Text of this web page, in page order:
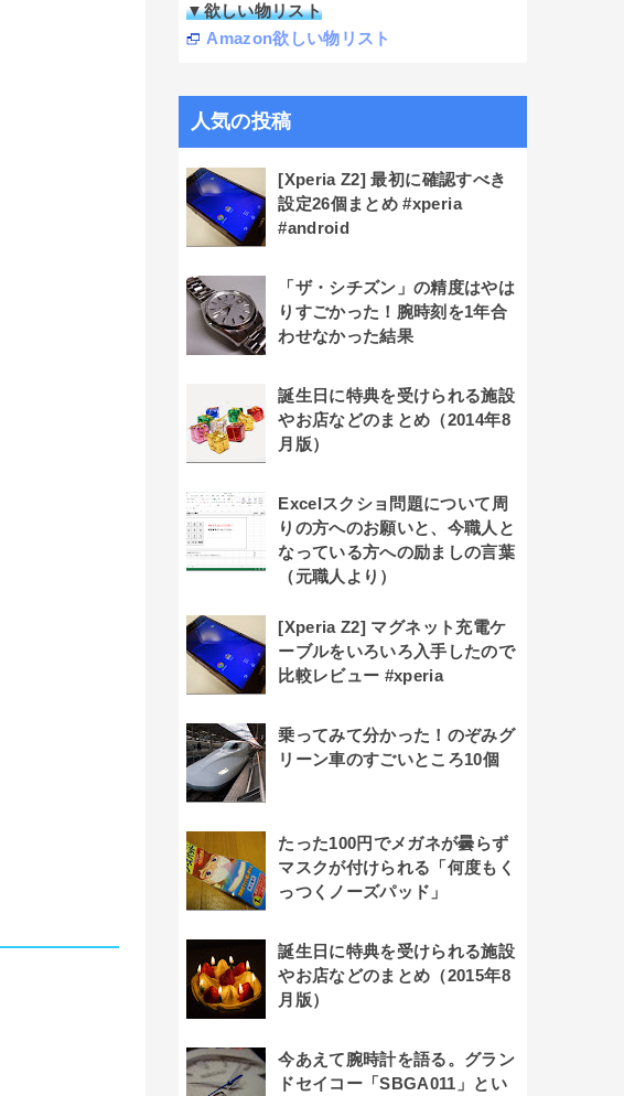
▼欲しい物リスト
Amazon欲しい物リスト
人気の投稿
[Xperia Z2] 最初に確認すべき
設定26個まとめ #xperia
#android
「ザ・シチズン」の精度はやは
りすごかった！腕時刻を1年合
わせなかった結果
誕生日に特典を受けられる施設
やお店などのまとめ（2014年8
月版）
Excelスクショ問題について周
りの方へのお願いと、今職人と
なっている方への励ましの言葉
（元職人より）
[Xperia Z2] マグネット充電ケ
ーブルをいろいろ入手したので
比較レビュー #xperia
乗ってみて分かった！のぞみグ
リーン車のすごいところ10個
たった100円でメガネが曇らず
マスクが付けられる「何度もく
っつくノーズパッド」
誕生日に特典を受けられる施設
やお店などのまとめ（2015年8
月版）
今あえて腕時計を語る。グラン
ドセイコー「SBGA011」とい